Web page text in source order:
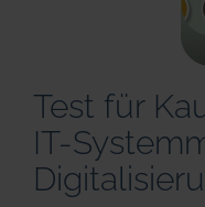
Test für
IT-